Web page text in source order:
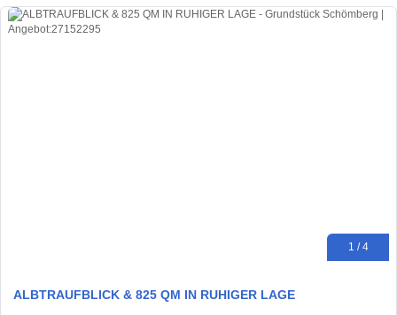
1 / 4
ALBTRAUFBLICK & 825 QM IN RUHIGER LAGE